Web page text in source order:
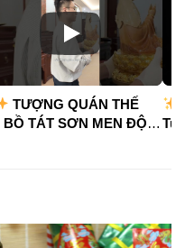
TƯỢNG QUÁN THẾ
BỒ TÁT SƠN MEN ĐỘ